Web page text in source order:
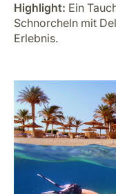
Highlight: Ein
Schnorcheln mit
Erlebnis.